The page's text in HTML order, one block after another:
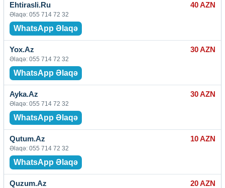
Ehtirasli.Ru 40 AZN
Əlaqə: 055 714 72 32
WhatsApp Əlaqə
Yox.Az 30 AZN
Əlaqə: 055 714 72 32
WhatsApp Əlaqə
Ayka.Az 30 AZN
Əlaqə: 055 714 72 32
WhatsApp Əlaqə
Qutum.Az 10 AZN
Əlaqə: 055 714 72 32
WhatsApp Əlaqə
Quzum.Az 20 AZN